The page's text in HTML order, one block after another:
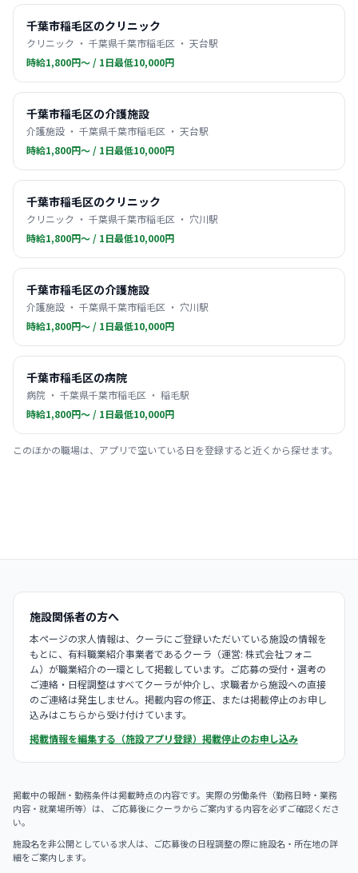
千葉市稲毛区のクリニック
クリニック ・ 千葉県千葉市稲毛区 ・ 天台駅
時給1,800円〜 / 1日最低10,000円
千葉市稲毛区の介護施設
介護施設 ・ 千葉県千葉市稲毛区 ・ 天台駅
時給1,800円〜 / 1日最低10,000円
千葉市稲毛区のクリニック
クリニック ・ 千葉県千葉市稲毛区 ・ 穴川駅
時給1,800円〜 / 1日最低10,000円
千葉市稲毛区の介護施設
介護施設 ・ 千葉県千葉市稲毛区 ・ 穴川駅
時給1,800円〜 / 1日最低10,000円
千葉市稲毛区の病院
病院 ・ 千葉県千葉市稲毛区 ・ 稲毛駅
時給1,800円〜 / 1日最低10,000円
このほかの職場は、アプリで空いている日を登録すると近くから探せます。
施設関係者の方へ
本ページの求人情報は、クーラにご登録いただいている施設の情報を
もとに、有料職業紹介事業者であるクーラ（運営: 株式会社フォニ
ム）が職業紹介の一環として掲載しています。ご応募の受付・選考の
ご連絡・日程調整はすべてクーラが仲介し、求職者から施設への直接
のご連絡は発生しません。掲載内容の修正、または掲載停止のお申し
込みはこちらから受け付けています。
掲載情報を編集する（施設アプリ登録） 掲載停止のお申し込み
掲載中の報酬・勤務条件は掲載時点の内容です。実際の労働条件（勤務日時・業務
内容・就業場所等）は、 ご応募後にクーラからご案内する内容を必ずご確認くださ
い。
施設名を非公開としている求人は、ご応募後の日程調整の際に施設名・所在地の詳
細をご案内します。